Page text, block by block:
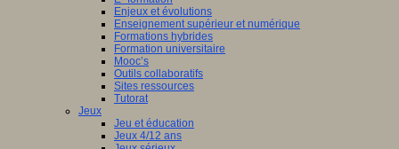
Enjeux et évolutions
Enseignement supérieur et numérique
Formations hybrides
Formation universitaire
Mooc’s
Outils collaboratifs
Sites ressources
Tutorat
Jeux
Jeu et éducation
Jeux 4/12 ans